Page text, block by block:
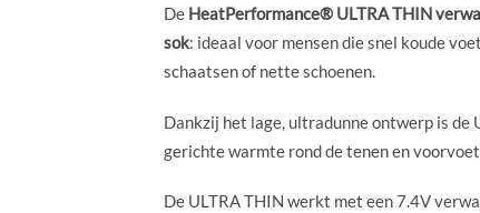
De HeatPerformance® ULTRA THIN
sok: ideaal voor mensen die snel koude
schaatsen of nette schoenen.
Dankzij het lage, ultradunne ontwerp is de
gerichte warmte rond de tenen en
De ULTRA THIN werkt met een 7.4V